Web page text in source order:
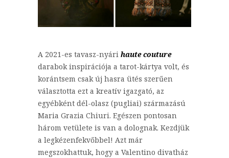
A 2021-es tavasz-nyári haute couture
darabok inspirációja a tarot-kártya volt, és
korántsem csak új hasra ütés szerűen
választotta ezt a kreatív igazgató, az
egyébként dél-olasz (pugliai) származású
Maria Grazia Chiuri. Egészen pontosan
három vetülete is van a dolognak. Kezdjük
a legkézenfekvőbbel! Azt már
megszokhattuk, hogy a Valentino divatház